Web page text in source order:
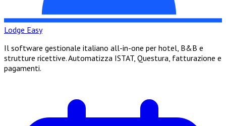
Lodge Easy
Il software gestionale italiano all-in-one per hotel, B&B e
strutture ricettive. Automatizza ISTAT, Questura, fatturazione e
pagamenti.